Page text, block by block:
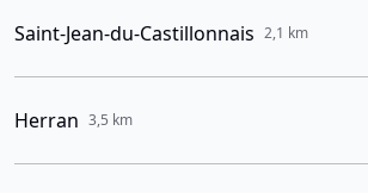
Saint-Jean-du-Castillonnais 2,1 km
Herran 3,5 km